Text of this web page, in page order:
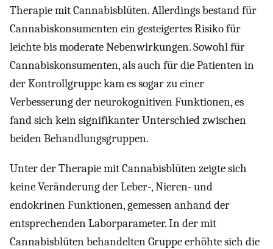
Therapie mit Cannabisblüten. Allerdings bestand für
Cannabiskonsumenten ein gesteigertes Risiko für
leichte bis moderate Nebenwirkungen. Sowohl für
Cannabiskonsumenten, als auch für die Patienten in
der Kontrollgruppe kam es sogar zu einer
Verbesserung der neurokognitiven Funktionen, es
fand sich kein signifikanter Unterschied zwischen
beiden Behandlungsgruppen.
Unter der Therapie mit Cannabisblüten zeigte sich
keine Veränderung der Leber-, Nieren- und
endokrinen Funktionen, gemessen anhand der
entsprechenden Laborparameter. In der mit
Cannabisblüten behandelten Gruppe erhöhte sich die